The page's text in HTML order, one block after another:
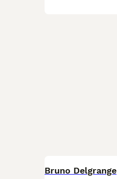
Bruno Delgrange